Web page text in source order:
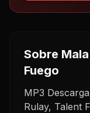
Sobre
Fuego
MP3
Rulay, Talent